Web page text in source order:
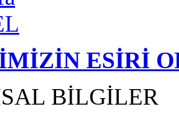
ESİRİ
BİLGİLER